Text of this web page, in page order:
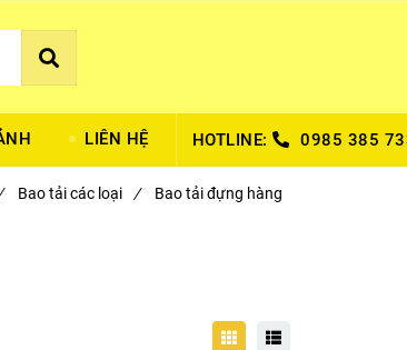
LIÊN HỆ HOTLINE: 0985 385
Bao tải các loại / Bao tải đựng hàng